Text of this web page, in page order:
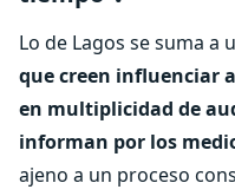
Lo de Lagos se suma a
que creen influenciar
en multiplicidad de
informan por los
ajeno a un proceso